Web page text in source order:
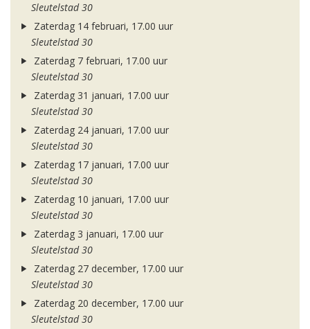
Sleutelstad 30
Zaterdag 14 februari, 17.00 uur
Sleutelstad 30
Zaterdag 7 februari, 17.00 uur
Sleutelstad 30
Zaterdag 31 januari, 17.00 uur
Sleutelstad 30
Zaterdag 24 januari, 17.00 uur
Sleutelstad 30
Zaterdag 17 januari, 17.00 uur
Sleutelstad 30
Zaterdag 10 januari, 17.00 uur
Sleutelstad 30
Zaterdag 3 januari, 17.00 uur
Sleutelstad 30
Zaterdag 27 december, 17.00 uur
Sleutelstad 30
Zaterdag 20 december, 17.00 uur
Sleutelstad 30